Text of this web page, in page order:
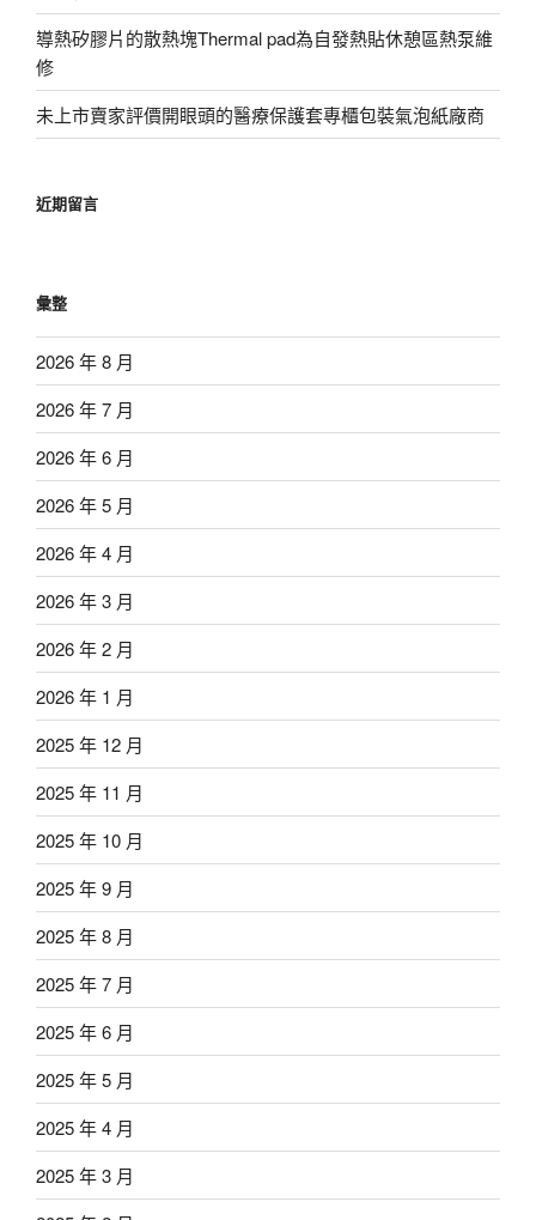
導熱矽膠片的散熱塊Thermal pad為自發熱貼休憩區熱泵維
修
未上市賣家評價開眼頭的醫療保護套專櫃包裝氣泡紙廠商
近期留言
彙整
2026 年 8 月
2026 年 7 月
2026 年 6 月
2026 年 5 月
2026 年 4 月
2026 年 3 月
2026 年 2 月
2026 年 1 月
2025 年 12 月
2025 年 11 月
2025 年 10 月
2025 年 9 月
2025 年 8 月
2025 年 7 月
2025 年 6 月
2025 年 5 月
2025 年 4 月
2025 年 3 月